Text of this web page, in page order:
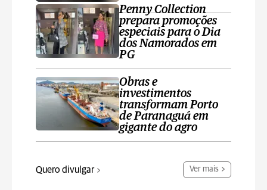
Penny Collection
prepara promoções
especiais para o Dia
dos Namorados em
PG
Obras e
investimentos
transformam Porto
de Paranaguá em
gigante do agro
Quero divulgar Ver mais